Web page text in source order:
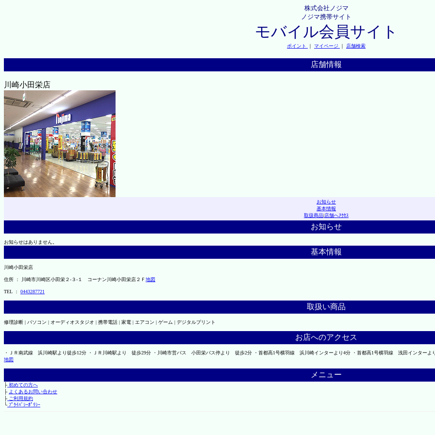
株式会社ノジマ
ノジマ携帯サイト
モバイル会員サイト
ポイント ｜ マイページ ｜ 店舗検索
店舗情報
川崎小田栄店
お知らせ
基本情報
取扱商品|店舗へｱｸｾｽ
お知らせ
お知らせはありません。
基本情報
川崎小田栄店
住所 ： 川崎市川崎区小田栄２‐３‐１ コーナン川崎小田栄店２Ｆ 地図
TEL ： 0443287721
取扱い商品
修理診断 | パソコン | オーディオスタジオ | 携帯電話 | 家電 | エアコン | ゲーム | デジタルプリント
お店へのアクセス
・ＪＲ南武線 浜川崎駅より徒歩12分 ・ＪＲ川崎駅より 徒歩29分 ・川崎市営バス 小田栄バス停より 徒歩2分 ・首都高1号横羽線 浜川崎インターより4分 ・首都高1号横羽線 浅田インター
地図
メニュー
├初めての方へ
├ よくあるお問い合わせ
├ご利用規約
└ﾌﾟﾗｲﾊﾞｼｰﾎﾟﾘｼｰ